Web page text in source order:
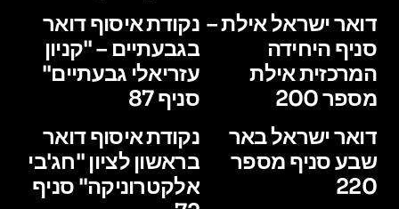
דואר ישראל אילת –
סניף היחידה
המרכזית אילת
מספר 200
דואר ישראל באר
שבע סניף מספר
220
נקודת איסוף דואר
בגבעתיים – "קניון
עזריאלי גבעתיים"
סניף 87
נקודת איסוף דואר
בראשון לציון "חג'בי
אלקטרוניקה" סניף